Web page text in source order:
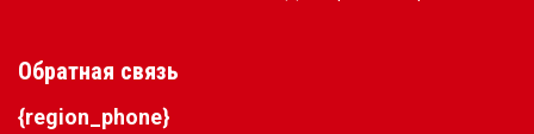
Обратная связь
{region_phone}